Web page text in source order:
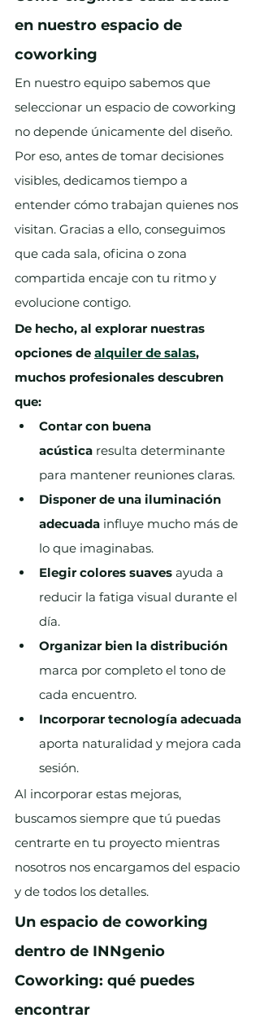
en nuestro espacio de
coworking
En nuestro equipo sabemos que
seleccionar un espacio de coworking
no depende únicamente del diseño.
Por eso, antes de tomar decisiones
visibles, dedicamos tiempo a
entender cómo trabajan quienes nos
visitan. Gracias a ello, conseguimos
que cada sala, oficina o zona
compartida encaje con tu ritmo y
evolucione contigo.
De hecho, al explorar nuestras
opciones de alquiler de salas,
muchos profesionales descubren
que:
Contar con buena
acústica resulta determinante
para mantener reuniones claras.
Disponer de una iluminación
adecuada influye mucho más de
lo que imaginabas.
Elegir colores suaves ayuda a
reducir la fatiga visual durante el
día.
Organizar bien la distribución
marca por completo el tono de
cada encuentro.
Incorporar tecnología adecuada
aporta naturalidad y mejora cada
sesión.
Al incorporar estas mejoras,
buscamos siempre que tú puedas
centrarte en tu proyecto mientras
nosotros nos encargamos del espacio
y de todos los detalles.
Un espacio de coworking
dentro de INNgenio
Coworking: qué puedes
encontrar